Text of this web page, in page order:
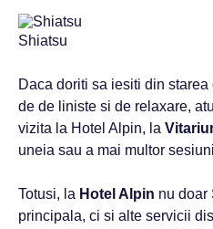
Shiatsu
Daca doriti sa iesiti din
de de liniste si de relaxare,
vizita la Hotel Alpin, la
uneia sau a mai multor
Totusi, la Hotel Alpin nu doar
principala, ci si alte servicii